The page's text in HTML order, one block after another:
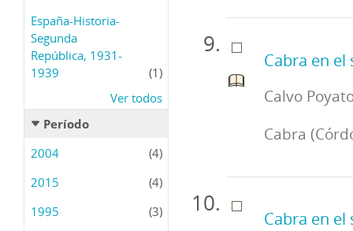
España-Historia-
Segunda
República, 1931-
1939
(1)
Ver todos
Período
2004
(4)
2015
(4)
1995
(3)
Cabra en el
Calvo
Cabra
Cabra en el